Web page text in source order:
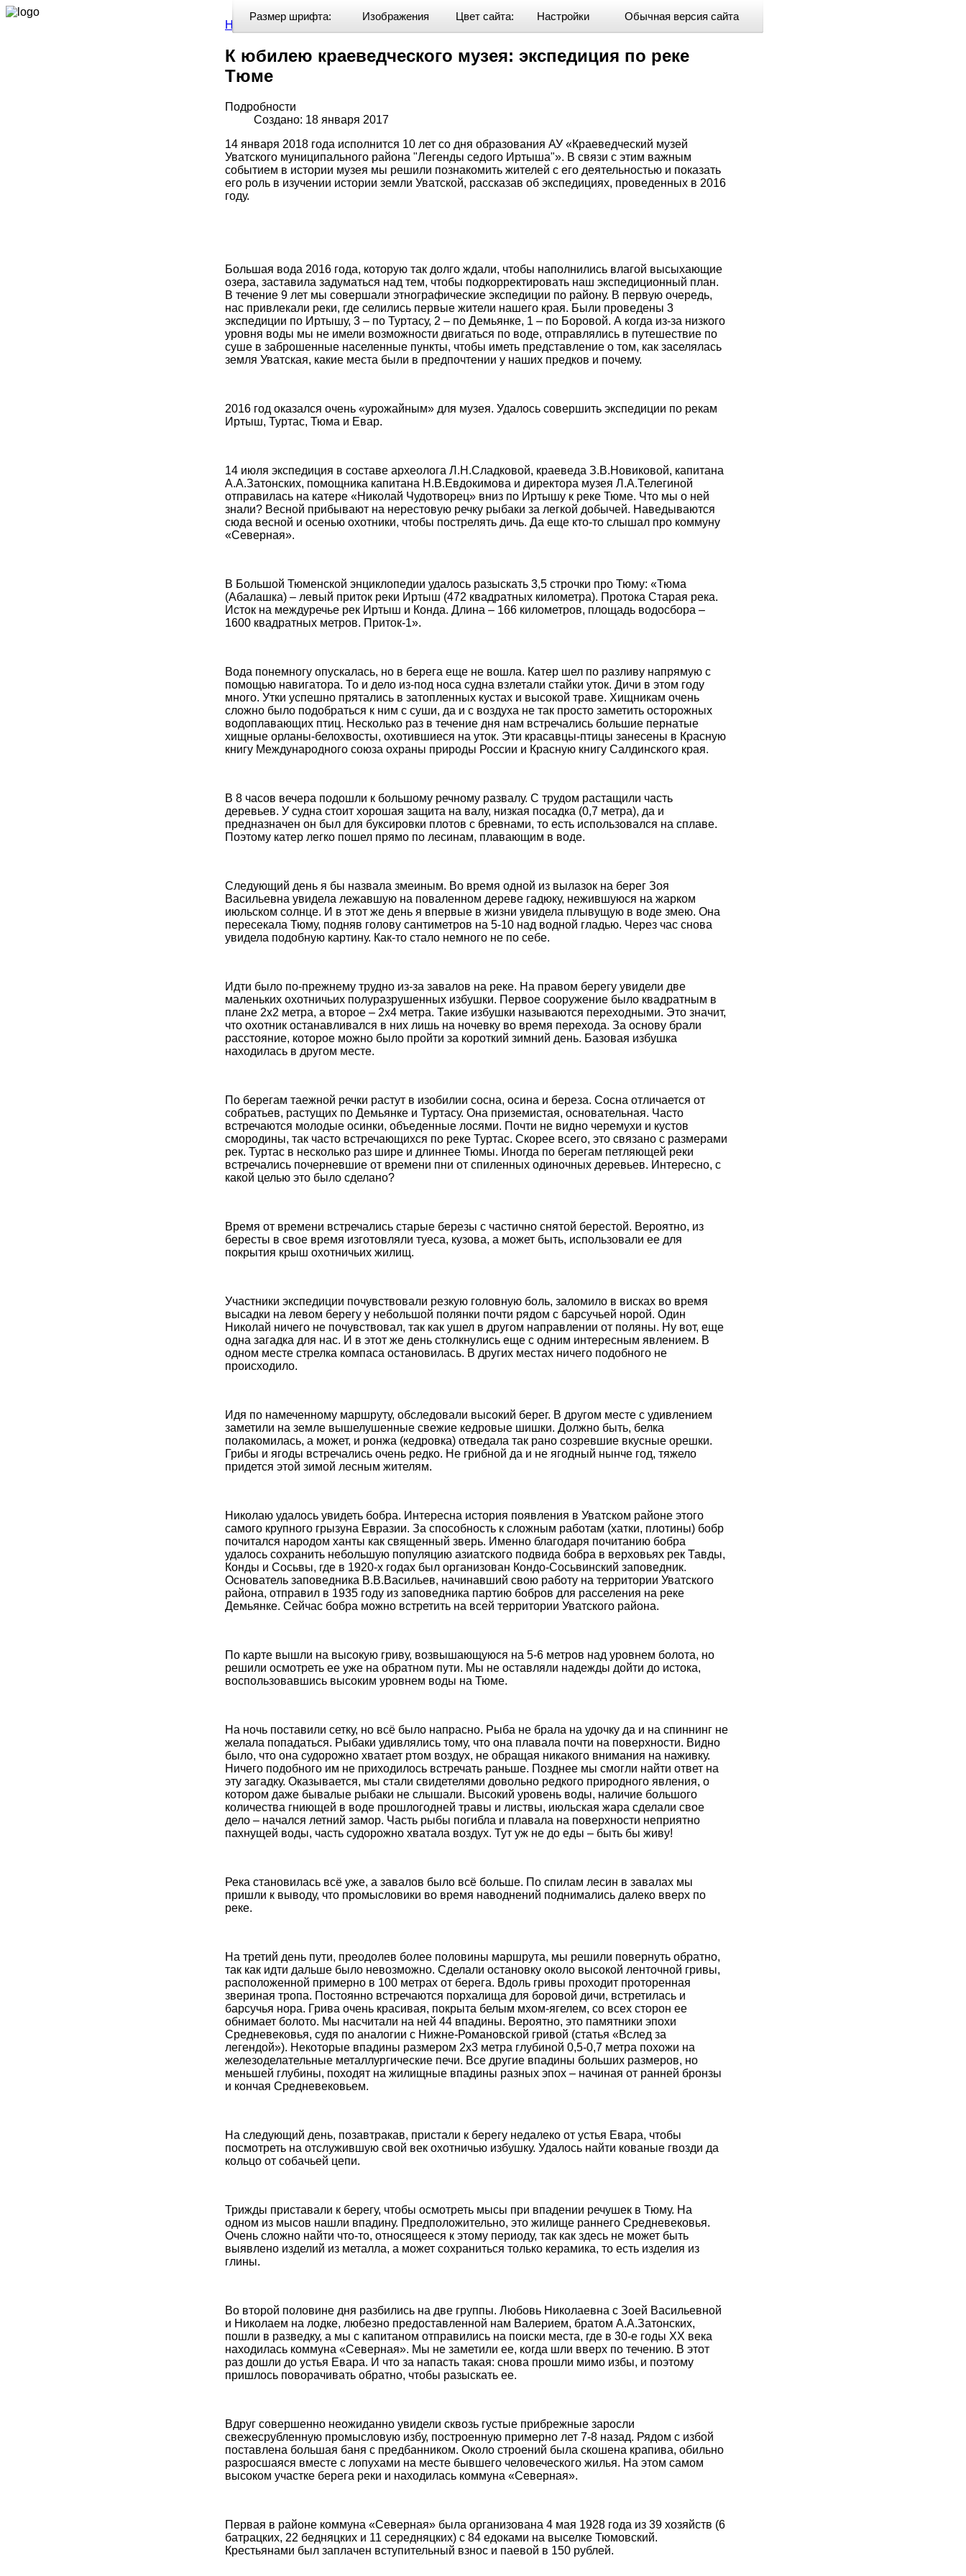
Home К юбилею краеведческого музея: экспедиция по реке Тюме
К юбилею краеведческого музея: экспедиция по реке
Тюме
Подробности
Создано: 18 января 2017
14 января 2018 года исполнится 10 лет со дня образования АУ «Краеведческий музей
Уватского муниципального района "Легенды седого Иртыша"». В связи с этим важным
событием в истории музея мы решили познакомить жителей с его деятельностью и показать
его роль в изучении истории земли Уватской, рассказав об экспедициях, проведенных в 2016
году.
Большая вода 2016 года, которую так долго ждали, чтобы наполнились влагой высыхающие
озера, заставила задуматься над тем, чтобы подкорректировать наш экспедиционный план.
В течение 9 лет мы совершали этнографические экспедиции по району. В первую очередь,
нас привлекали реки, где селились первые жители нашего края. Были проведены 3
экспедиции по Иртышу, 3 – по Туртасу, 2 – по Демьянке, 1 – по Боровой. А когда из-за низкого
уровня воды мы не имели возможности двигаться по воде, отправлялись в путешествие по
суше в заброшенные населенные пункты, чтобы иметь представление о том, как заселялась
земля Уватская, какие места были в предпочтении у наших предков и почему.
2016 год оказался очень «урожайным» для музея. Удалось совершить экспедиции по рекам
Иртыш, Туртас, Тюма и Евар.
14 июля экспедиция в составе археолога Л.Н.Сладковой, краеведа З.В.Новиковой, капитана
А.А.Затонских, помощника капитана Н.В.Евдокимова и директора музея Л.А.Телегиной
отправилась на катере «Николай Чудотворец» вниз по Иртышу к реке Тюме. Что мы о ней
знали? Весной прибывают на нерестовую речку рыбаки за легкой добычей. Наведываются
сюда весной и осенью охотники, чтобы пострелять дичь. Да еще кто-то слышал про коммуну
«Северная».
В Большой Тюменской энциклопедии удалось разыскать 3,5 строчки про Тюму: «Тюма
(Абалашка) – левый приток реки Иртыш (472 квадратных километра). Протока Старая река.
Исток на междуречье рек Иртыш и Конда. Длина – 166 километров, площадь водосбора –
1600 квадратных метров. Приток-1».
Вода понемногу опускалась, но в берега еще не вошла. Катер шел по разливу напрямую с
помощью навигатора. То и дело из-под носа судна взлетали стайки уток. Дичи в этом году
много. Утки успешно прятались в затопленных кустах и высокой траве. Хищникам очень
сложно было подобраться к ним с суши, да и с воздуха не так просто заметить осторожных
водоплавающих птиц. Несколько раз в течение дня нам встречались большие пернатые
хищные орланы-белохвосты, охотившиеся на уток. Эти красавцы-птицы занесены в Красную
книгу Международного союза охраны природы России и Красную книгу Салдинского края.
В 8 часов вечера подошли к большому речному развалу. С трудом растащили часть
деревьев. У судна стоит хорошая защита на валу, низкая посадка (0,7 метра), да и
предназначен он был для буксировки плотов с бревнами, то есть использовался на сплаве.
Поэтому катер легко пошел прямо по лесинам, плавающим в воде.
Следующий день я бы назвала змеиным. Во время одной из вылазок на берег Зоя
Васильевна увидела лежавшую на поваленном дереве гадюку, нежившуюся на жарком
июльском солнце. И в этот же день я впервые в жизни увидела плывущую в воде змею. Она
пересекала Тюму, подняв голову сантиметров на 5-10 над водной гладью. Через час снова
увидела подобную картину. Как-то стало немного не по себе.
Идти было по-прежнему трудно из-за завалов на реке. На правом берегу увидели две
маленьких охотничьих полуразрушенных избушки. Первое сооружение было квадратным в
плане 2х2 метра, а второе – 2х4 метра. Такие избушки называются переходными. Это значит,
что охотник останавливался в них лишь на ночевку во время перехода. За основу брали
расстояние, которое можно было пройти за короткий зимний день. Базовая избушка
находилась в другом месте.
По берегам таежной речки растут в изобилии сосна, осина и береза. Сосна отличается от
собратьев, растущих по Демьянке и Туртасу. Она приземистая, основательная. Часто
встречаются молодые осинки, объеденные лосями. Почти не видно черемухи и кустов
смородины, так часто встречающихся по реке Туртас. Скорее всего, это связано с размерами
рек. Туртас в несколько раз шире и длиннее Тюмы. Иногда по берегам петляющей реки
встречались почерневшие от времени пни от спиленных одиночных деревьев. Интересно, с
какой целью это было сделано?
Время от времени встречались старые березы с частично снятой берестой. Вероятно, из
бересты в свое время изготовляли туеса, кузова, а может быть, использовали ее для
покрытия крыш охотничьих жилищ.
Участники экспедиции почувствовали резкую головную боль, заломило в висках во время
высадки на левом берегу у небольшой полянки почти рядом с барсучьей норой. Один
Николай ничего не почувствовал, так как ушел в другом направлении от поляны. Ну вот, еще
одна загадка для нас. И в этот же день столкнулись еще с одним интересным явлением. В
одном месте стрелка компаса остановилась. В других местах ничего подобного не
происходило.
Идя по намеченному маршруту, обследовали высокий берег. В другом месте с удивлением
заметили на земле вышелушенные свежие кедровые шишки. Должно быть, белка
полакомилась, а может, и ронжа (кедровка) отведала так рано созревшие вкусные орешки.
Грибы и ягоды встречались очень редко. Не грибной да и не ягодный нынче год, тяжело
придется этой зимой лесным жителям.
Николаю удалось увидеть бобра. Интересна история появления в Уватском районе этого
самого крупного грызуна Евразии. За способность к сложным работам (хатки, плотины) бобр
почитался народом ханты как священный зверь. Именно благодаря почитанию бобра
удалось сохранить небольшую популяцию азиатского подвида бобра в верховьях рек Тавды,
Конды и Сосьвы, где в 1920-х годах был организован Кондо-Сосьвинский заповедник.
Основатель заповедника В.В.Васильев, начинавший свою работу на территории Уватского
района, отправил в 1935 году из заповедника партию бобров для расселения на реке
Демьянке. Сейчас бобра можно встретить на всей территории Уватского района.
По карте вышли на высокую гриву, возвышающуюся на 5-6 метров над уровнем болота, но
решили осмотреть ее уже на обратном пути. Мы не оставляли надежды дойти до истока,
воспользовавшись высоким уровнем воды на Тюме.
На ночь поставили сетку, но всё было напрасно. Рыба не брала на удочку да и на спиннинг не
желала попадаться. Рыбаки удивлялись тому, что она плавала почти на поверхности. Видно
было, что она судорожно хватает ртом воздух, не обращая никакого внимания на наживку.
Ничего подобного им не приходилось встречать раньше. Позднее мы смогли найти ответ на
эту загадку. Оказывается, мы стали свидетелями довольно редкого природного явления, о
котором даже бывалые рыбаки не слышали. Высокий уровень воды, наличие большого
количества гниющей в воде прошлогодней травы и листвы, июльская жара сделали свое
дело – начался летний замор. Часть рыбы погибла и плавала на поверхности неприятно
пахнущей воды, часть судорожно хватала воздух. Тут уж не до еды – быть бы живу!
Река становилась всё уже, а завалов было всё больше. По спилам лесин в завалах мы
пришли к выводу, что промысловики во время наводнений поднимались далеко вверх по
реке.
На третий день пути, преодолев более половины маршрута, мы решили повернуть обратно,
так как идти дальше было невозможно. Сделали остановку около высокой ленточной гривы,
расположенной примерно в 100 метрах от берега. Вдоль гривы проходит проторенная
звериная тропа. Постоянно встречаются порхалища для боровой дичи, встретилась и
барсучья нора. Грива очень красивая, покрыта белым мхом-ягелем, со всех сторон ее
обнимает болото. Мы насчитали на ней 44 впадины. Вероятно, это памятники эпохи
Средневековья, судя по аналогии с Нижне-Романовской гривой (статья «Вслед за
легендой»). Некоторые впадины размером 2х3 метра глубиной 0,5-0,7 метра похожи на
железоделательные металлургические печи. Все другие впадины больших размеров, но
меньшей глубины, походят на жилищные впадины разных эпох – начиная от ранней бронзы
и кончая Средневековьем.
На следующий день, позавтракав, пристали к берегу недалеко от устья Евара, чтобы
посмотреть на отслужившую свой век охотничью избушку. Удалось найти кованые гвозди да
кольцо от собачьей цепи.
Трижды приставали к берегу, чтобы осмотреть мысы при впадении речушек в Тюму. На
одном из мысов нашли впадину. Предположительно, это жилище раннего Средневековья.
Очень сложно найти что-то, относящееся к этому периоду, так как здесь не может быть
выявлено изделий из металла, а может сохраниться только керамика, то есть изделия из
глины.
Во второй половине дня разбились на две группы. Любовь Николаевна с Зоей Васильевной
и Николаем на лодке, любезно предоставленной нам Валерием, братом А.А.Затонских,
пошли в разведку, а мы с капитаном отправились на поиски места, где в 30-е годы ХХ века
находилась коммуна «Северная». Мы не заметили ее, когда шли вверх по течению. В этот
раз дошли до устья Евара. И что за напасть такая: снова прошли мимо избы, и поэтому
пришлось поворачивать обратно, чтобы разыскать ее.
Вдруг совершенно неожиданно увидели сквозь густые прибрежные заросли
свежесрубленную промысловую избу, построенную примерно лет 7-8 назад. Рядом с избой
поставлена большая баня с предбанником. Около строений была скошена крапива, обильно
разросшаяся вместе с лопухами на месте бывшего человеческого жилья. На этом самом
высоком участке берега реки и находилась коммуна «Северная».
Первая в районе коммуна «Северная» была организована 4 мая 1928 года из 39 хозяйств (6
батрацких, 22 бедняцких и 11 середняцких) с 84 едоками на выселке Тюмовский.
Крестьянами был заплачен вступительный взнос и паевой в 150 рублей.
Размер шрифта: Изображения Цвет сайта: Настройки Обычная версия сайта